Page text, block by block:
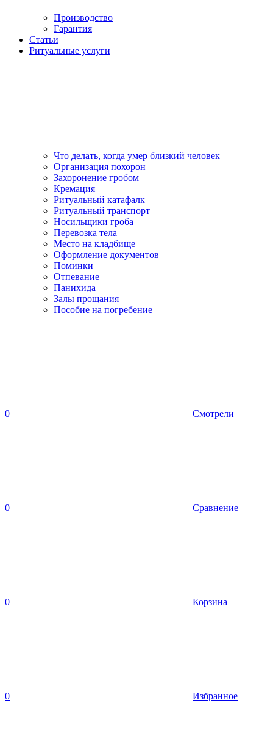
Производство
Гарантия
Статьи
Ритуальные услуги
Что делать, когда умер близкий человек
Организация похорон
Захоронение гробом
Кремация
Ритуальный катафалк
Ритуальный транспорт
Носильщики гроба
Перевозка тела
Место на кладбище
Оформление документов
Поминки
Отпевание
Панихида
Залы прощания
Пособие на погребение
0 Смотрели
0 Сравнение
0 Корзина
0 Избранное